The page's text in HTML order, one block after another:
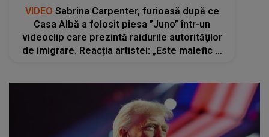
VIDEO Sabrina Carpenter, furioasă după ce
Casa Albă a folosit piesa ”Juno” într-un
videoclip care prezintă raidurile autorităţilor
de imigrare. Reacția artistei: „Este malefic şi